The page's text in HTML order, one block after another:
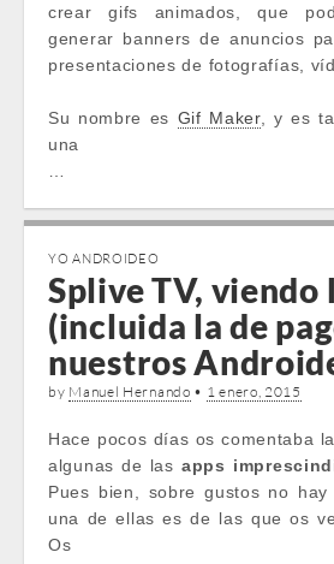
crear gifs animados, que
generar banners de anuncios
presentaciones de fotografías,
Su nombre es Gif Maker, y es
una
YO ANDROIDEO
Splive TV, viendo
(incluida la de
nuestros
by Manuel Hernando • 1 enero, 2015
Hace pocos días os comentaba
algunas de lasapps
Pues bien, sobre gustos no
una de ellas es de las que os
Os